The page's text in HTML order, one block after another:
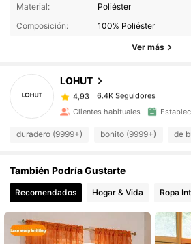
Material:
Poliéster
Composición:
100% Poliéster
Ver más
LOHUT
6.4K Seguidores
4,93
6.4K Seguidores
m***5pagóHace 1 día
4,93
4,93 6.4K Seguidores
4,93 6.4K Seguidores
Clientes habituales
duradero (9999+) bonito (9999+) de
También Podría Gustarte
Recomendados Hogar & Vida Ropa